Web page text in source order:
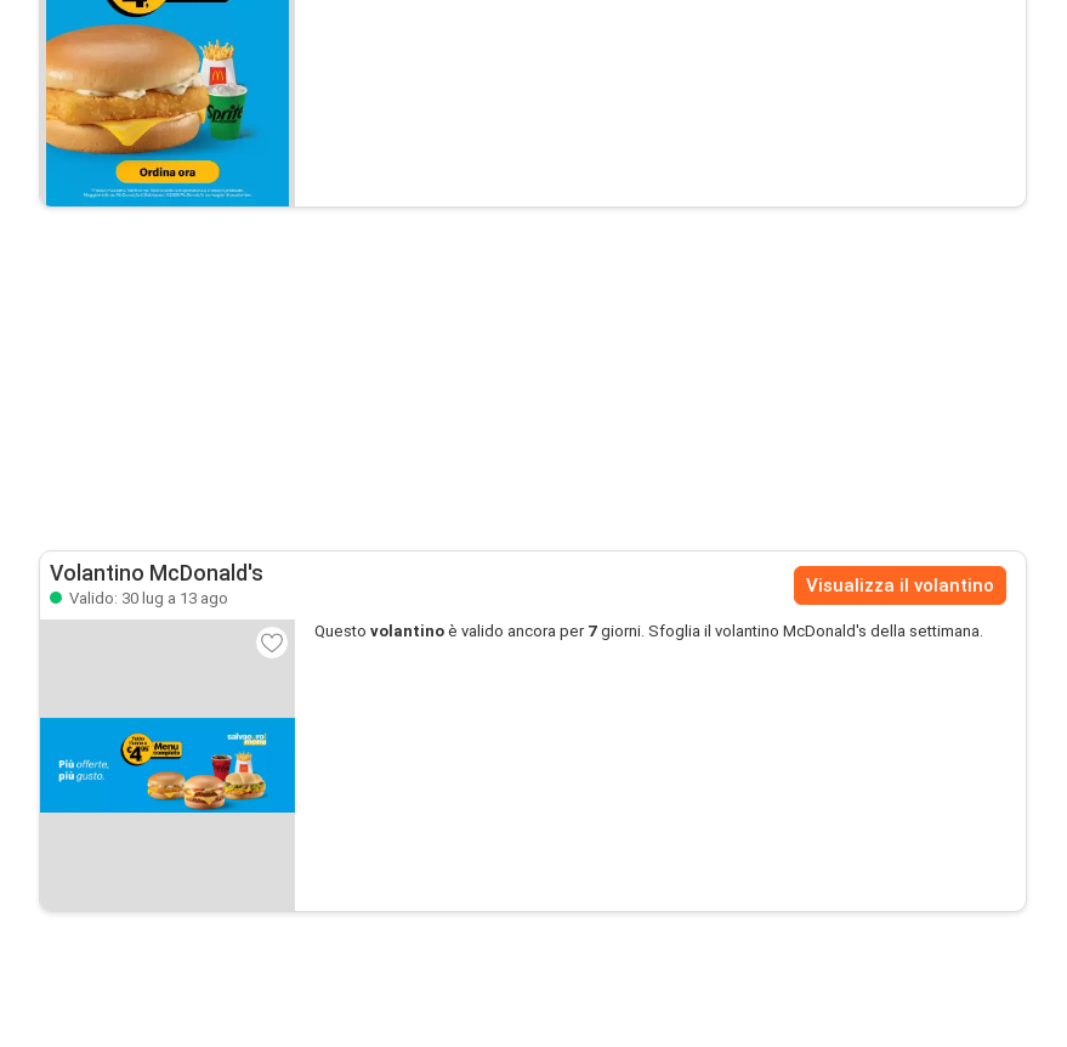
Volantino McDonald's
Valido: 30 lug a 13 ago
Visualizza il volantino
Questo volantino è valido ancora per 7 giorni. Sfoglia il volantino McDonald's della settimana.